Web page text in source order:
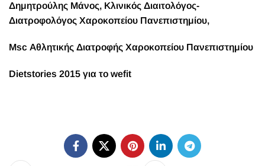
Δημητρούλης Μάνος, Κλινικός Διαιτολόγος-
Διατροφολόγος Χαροκοπείου Πανεπιστημίου,
Msc Αθλητικής Διατροφής Χαροκοπείου Πανεπιστημίου
Dietstories 2015 για το wefit